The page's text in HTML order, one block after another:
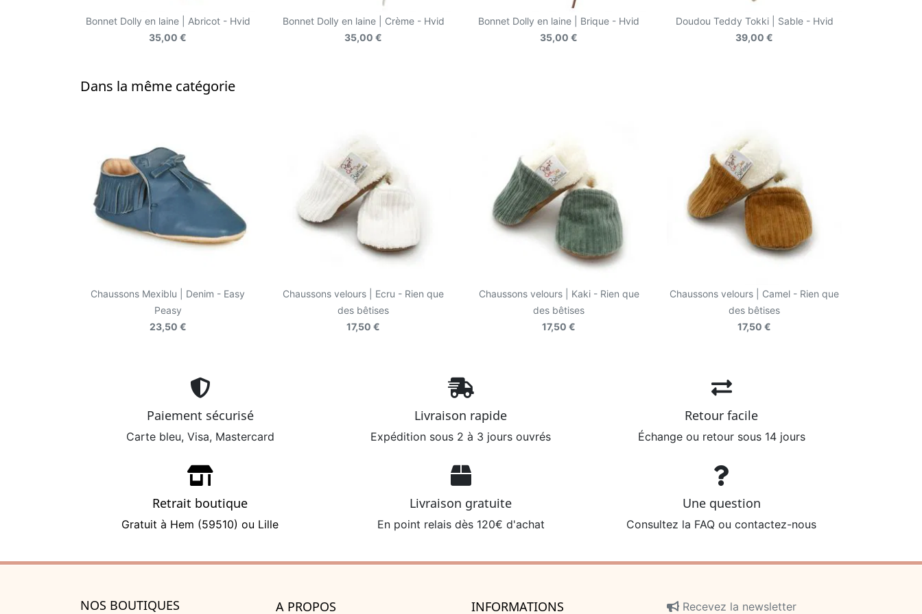
Bonnet Dolly en laine | Abricot - Hvid
35,00 €
Bonnet Dolly en laine | Crème - Hvid
35,00 €
Bonnet Dolly en laine | Brique - Hvid
35,00 €
Doudou Teddy Tokki | Sable - Hvid
39,00 €
Dans la même catégorie
Chaussons Mexiblu | Denim - Easy
Peasy
23,50 €
Chaussons velours | Ecru - Rien que
des bêtises
17,50 €
Chaussons velours | Kaki - Rien que
des bêtises
17,50 €
Chaussons velours | Camel - Rien que
des bêtises
17,50 €
Paiement sécurisé
Carte bleu, Visa, Mastercard
Livraison rapide
Expédition sous 2 à 3 jours ouvrés
Retour facile
Échange ou retour sous 14 jours
Retrait boutique
Gratuit à Hem (59510) ou Lille
Livraison gratuite
En point relais dès 120€ d'achat
Une question
Consultez la FAQ ou contactez-nous
NOS BOUTIQUES A PROPOS INFORMATIONS Recevez la newsletter